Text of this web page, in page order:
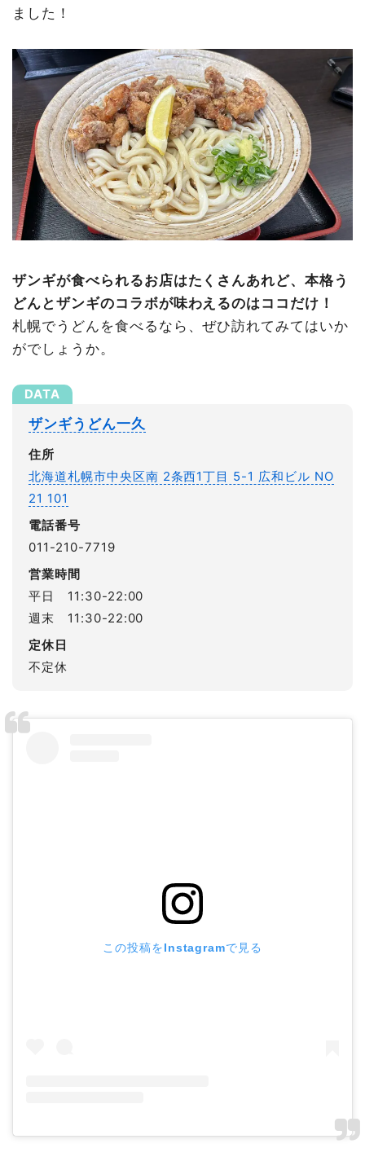
ました！
ザンギが食べられるお店はたくさんあれど、本格う
どんとザンギのコラボが味わえるのはココだけ！
札幌でうどんを食べるなら、ぜひ訪れてみてはいか
がでしょうか。
ザンギうどん一久
住所
北海道札幌市中央区南 2条西1丁目 5-1 広和ビル NO
21 101
電話番号
011-210-7719
営業時間
平日 11:30-22:00
週末 11:30-22:00
定休日
不定休
この投稿をInstagramで見る